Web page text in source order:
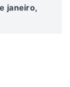
janeiro,